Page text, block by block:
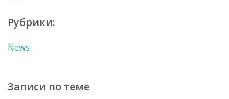
Рубрики:
News
Записи по теме